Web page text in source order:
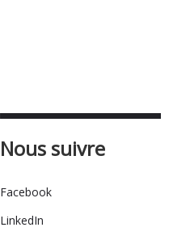
Nous suivre
Facebook
LinkedIn